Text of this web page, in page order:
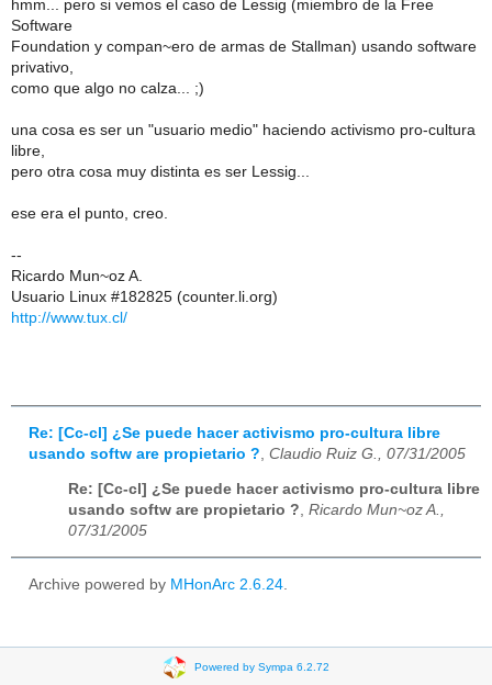
hmm... pero si vemos el caso de Lessig (miembro de la Free
Software
Foundation y compan~ero de armas de Stallman) usando software
privativo,
como que algo no calza... ;)
una cosa es ser un "usuario medio" haciendo activismo pro-cultura
libre,
pero otra cosa muy distinta es ser Lessig...
ese era el punto, creo.
--
Ricardo Mun~oz A.
Usuario Linux #182825 (counter.li.org)
http://www.tux.cl/
Re: [Cc-cl] ¿Se puede hacer activismo pro-cultura libre
usando softw are propietario ? Claudio Ruiz G., 07/31/2005
Re: [Cc-cl] ¿Se puede hacer activismo pro-cultura libre
usando softw are propietario ?, Ricardo Mun~oz A.,
07/31/2005
Archive powered by MHonArc 2.6.24.
Powered by Sympa 6.2.72